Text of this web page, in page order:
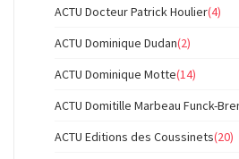
ACTU Docteur Patrick Houlier(4)
ACTU Dominique Dudan(2)
ACTU Dominique Motte(14)
ACTU Domitille Marbeau Funck-
ACTU Editions des Coussinets(20)